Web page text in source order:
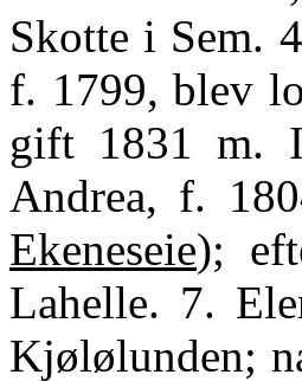
Skotte i Sem.
f. 1799, blev
gift 1831 m.
Andrea, f.
Ekeneseie);
Lahelle. 7.
Kjølølunden;